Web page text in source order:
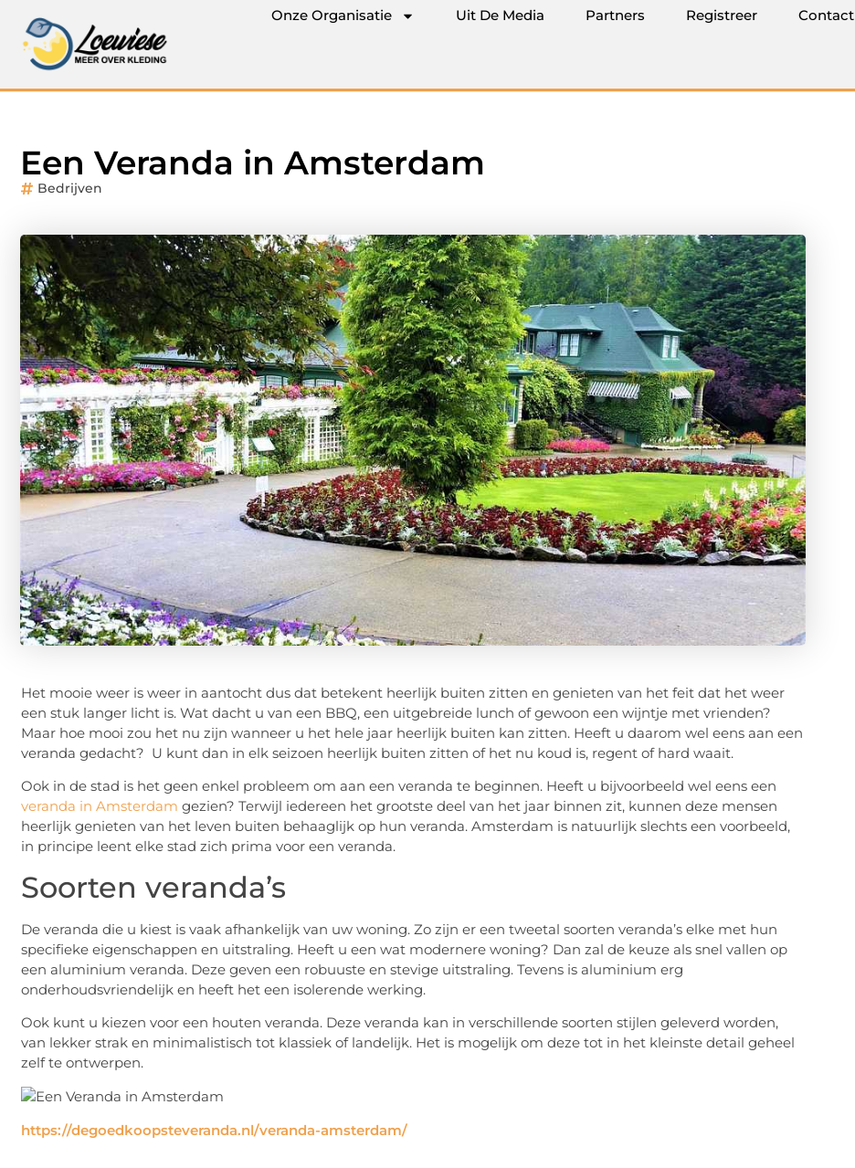
Onze Organisatie Uit De Media Partners Registreer Contact
Een Veranda in Amsterdam
Bedrijven
Het mooie weer is weer in aantocht dus dat betekent heerlijk buiten zitten en genieten van het feit dat het weer
een stuk langer licht is. Wat dacht u van een BBQ, een uitgebreide lunch of gewoon een wijntje met vrienden?
Maar hoe mooi zou het nu zijn wanneer u het hele jaar heerlijk buiten kan zitten. Heeft u daarom wel eens aan een
veranda gedacht? U kunt dan in elk seizoen heerlijk buiten zitten of het nu koud is, regent of hard waait.
Ook in de stad is het geen enkel probleem om aan een veranda te beginnen. Heeft u bijvoorbeeld wel eens een
veranda in Amsterdam gezien? Terwijl iedereen het grootste deel van het jaar binnen zit, kunnen deze mensen
heerlijk genieten van het leven buiten behaaglijk op hun veranda. Amsterdam is natuurlijk slechts een voorbeeld,
in principe leent elke stad zich prima voor een veranda.
Soorten veranda’s
De veranda die u kiest is vaak afhankelijk van uw woning. Zo zijn er een tweetal soorten veranda’s elke met hun
specifieke eigenschappen en uitstraling. Heeft u een wat modernere woning? Dan zal de keuze als snel vallen op
een aluminium veranda. Deze geven een robuuste en stevige uitstraling. Tevens is aluminium erg
onderhoudsvriendelijk en heeft het een isolerende werking.
Ook kunt u kiezen voor een houten veranda. Deze veranda kan in verschillende soorten stijlen geleverd worden,
van lekker strak en minimalistisch tot klassiek of landelijk. Het is mogelijk om deze tot in het kleinste detail geheel
zelf te ontwerpen.
https://degoedkoopsteveranda.nl/veranda-amsterdam/